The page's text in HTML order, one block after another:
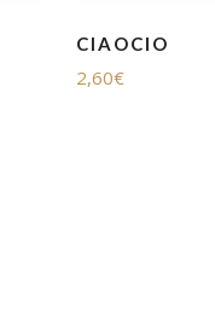
CIAOCIO
2,60€